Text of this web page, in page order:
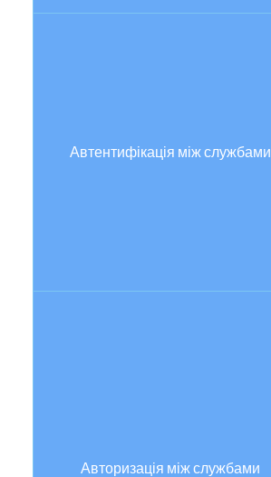
Автентифікація між службами
Авторизація між службами